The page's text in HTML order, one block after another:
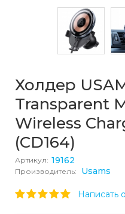
Холдер
Transparent
Wireless
(CD164)
Артикул: 19162
Производитель: Usams
Написать